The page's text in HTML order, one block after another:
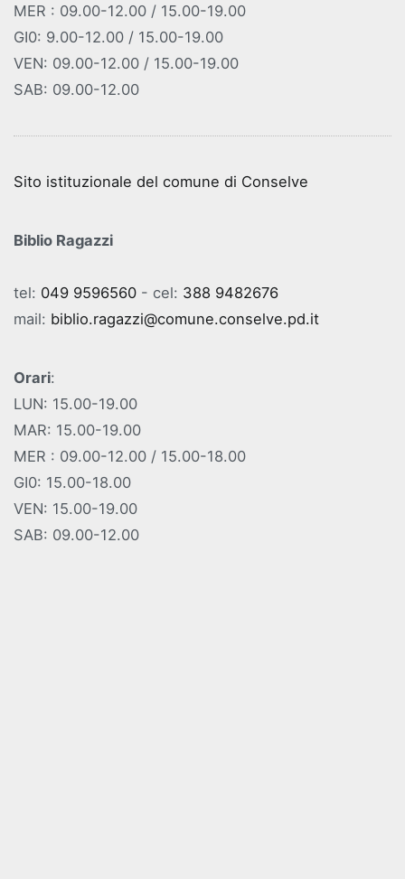
MER : 09.00-12.00 / 15.00-19.00
GI0: 9.00-12.00 / 15.00-19.00
VEN: 09.00-12.00 / 15.00-19.00
SAB: 09.00-12.00
Sito istituzionale del comune di Conselve
Biblio Ragazzi
tel: 049 9596560 - cel: 388 9482676
mail: biblio.ragazzi@comune.conselve.pd.it
Orari:
LUN: 15.00-19.00
MAR: 15.00-19.00
MER : 09.00-12.00 / 15.00-18.00
GI0: 15.00-18.00
VEN: 15.00-19.00
SAB: 09.00-12.00